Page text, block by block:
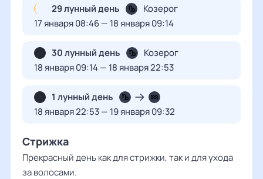
29 лунный день
Козерог
17 января 08:46 — 18 января 09:14
30 лунный день
Козерог
18 января 09:14 — 18 января 22:53
1 лунный день
18 января 22:53 — 19 января 09:32
Стрижка
Прекрасный день как для стрижки, так и для ухода
за волосами.